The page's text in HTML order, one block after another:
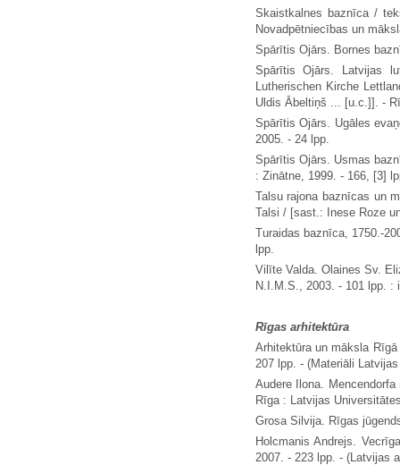
Skaistkalnes baznīca /
Novadpētniecības un
Spārītis Ojārs. Bornes
Spārītis Ojārs. Latvijas
Lutherischen Kirche
Uldis Ābeltiņš ... [u.c.]]. -
Spārītis Ojārs. Ugāles
2005. - 24 lpp.
Spārītis Ojārs. Usmas
: Zinātne, 1999. - 166, [3]
Talsu rajona baznīcas un
Talsi / [sast.: Inese Roze
Turaidas baznīca, 1750.-
lpp.
Vilīte Valda. Olaines Sv.
N.I.M.S., 2003. - 101 lpp. :
Rīgas arhitektūra
Arhitektūra un māksla
207 lpp. - (Materiāli
Audere Ilona.
Rīga : Latvijas
Grosa Silvija. Rīgas
Holcmanis Andrejs.
2007. - 223 lpp. - (Latvijas